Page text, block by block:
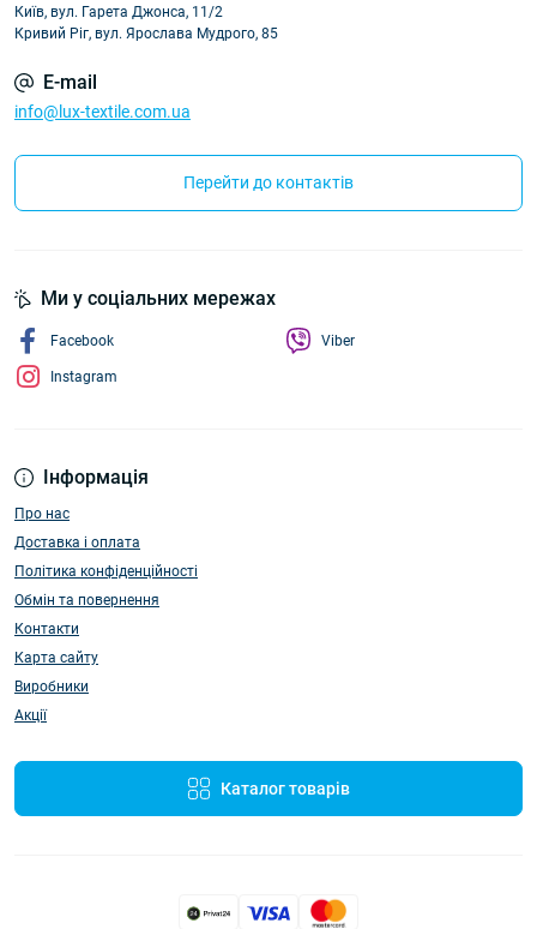
Київ, вул. Гарета Джонса, 11/2
Кривий Ріг, вул. Ярослава Мудрого, 85
E-mail
info@lux-textile.com.ua
Перейти до контактів
Інформація
Про нас
Доставка і оплата
Політика конфіденційності
Обмін та повернення
Контакти
Карта сайту
Виробники
Акції
Каталог товарів
Ми у соціальних мережах
Facebook
Instagram
Viber